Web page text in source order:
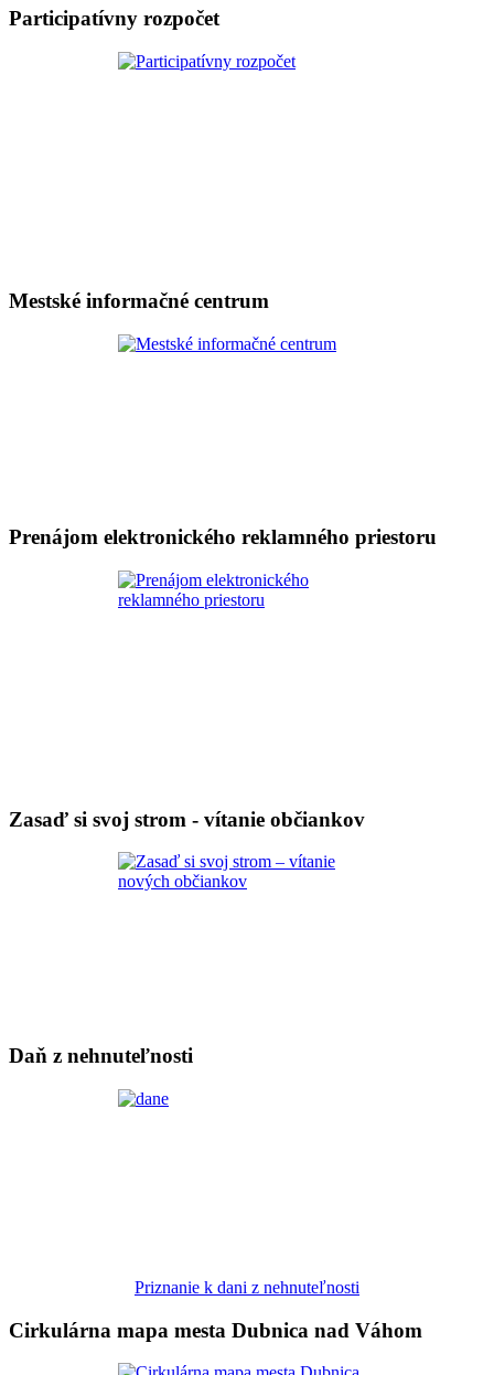
Participatívny rozpočet
Mestské informačné centrum
Prenájom elektronického reklamného priestoru
Zasaď si svoj strom - vítanie občiankov
Daň z nehnuteľnosti
Priznanie k dani z nehnuteľnosti
Cirkulárna mapa mesta Dubnica nad Váhom